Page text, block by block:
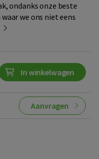
ondanks onze beste
we ons niet eens
In winkelwagen
Aanvragen